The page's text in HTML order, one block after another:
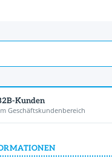
Kunden
Geschäftskundenbereich